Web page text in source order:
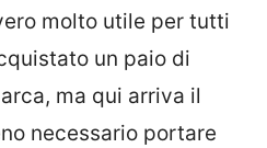
molto utile per tutti
un paio di
ma qui arriva il
necessario portare